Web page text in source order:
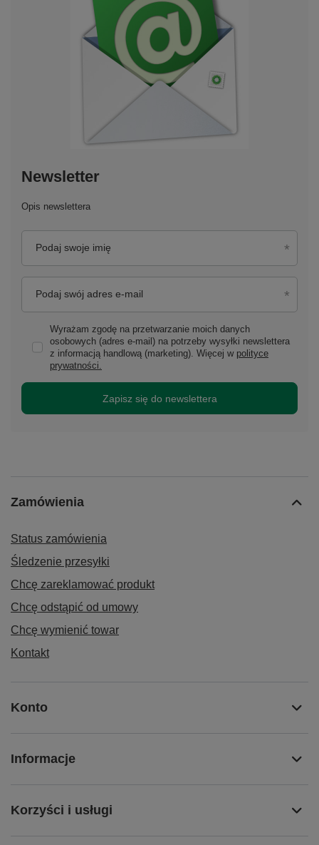
Newsletter
Opis newslettera
Podaj swoje imię
Podaj swój adres e-mail
Wyrażam zgodę na przetwarzanie moich danych
osobowych (adres e-mail) na potrzeby wysyłki newslettera
z informacją handlową (marketing). Więcej w polityce
prywatności.
Zapisz się do newslettera
Zamówienia
Status zamówienia
Śledzenie przesyłki
Chcę zareklamować produkt
Chcę odstąpić od umowy
Chcę wymienić towar
Kontakt
Konto
Informacje
Korzyści i usługi